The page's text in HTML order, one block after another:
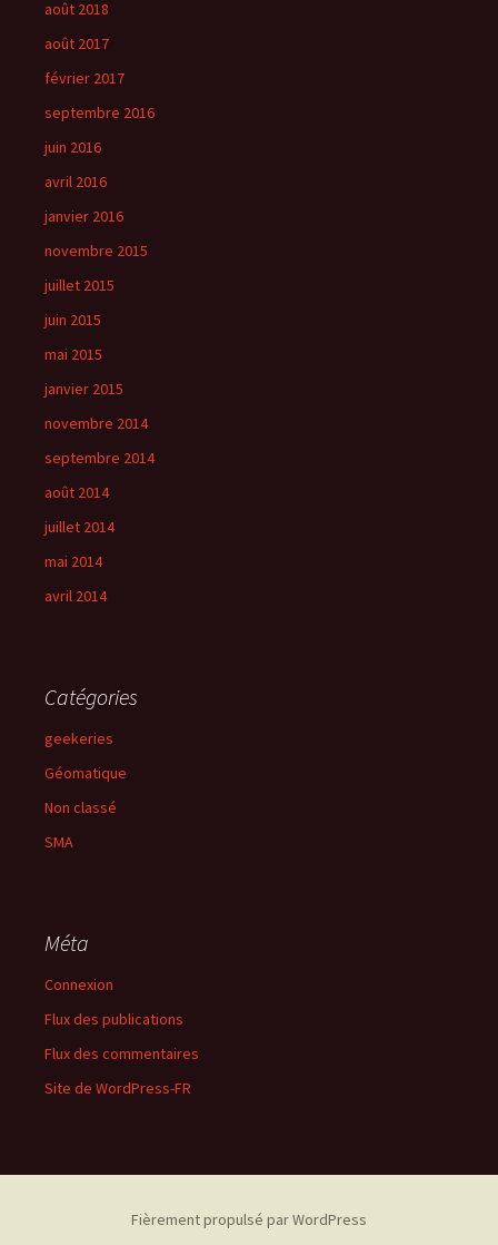
août 2018
août 2017
février 2017
septembre 2016
juin 2016
avril 2016
janvier 2016
novembre 2015
juillet 2015
juin 2015
mai 2015
janvier 2015
novembre 2014
septembre 2014
août 2014
juillet 2014
mai 2014
avril 2014
Catégories
geekeries
Géomatique
Non classé
SMA
Méta
Connexion
Flux des publications
Flux des commentaires
Site de WordPress-FR
Fièrement propulsé par WordPress